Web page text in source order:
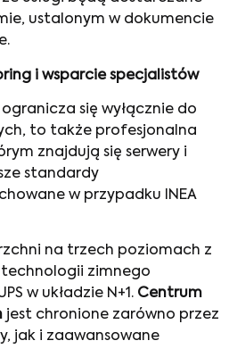
ustalonym w dokumencie
i wsparcie specjalistów
ogranicza się wyłącznie do
to także profesjonalna
znajdują się serwery i
standardy
w przypadku INEA
na trzech poziomach z
zimnego
w układzie N+1. Centrum
jest chronione zarówno przez
jak i zaawansowane